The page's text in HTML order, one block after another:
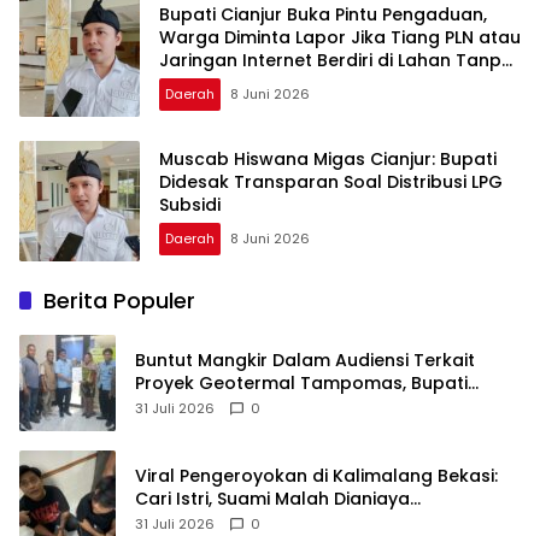
Bupati Cianjur Buka Pintu Pengaduan,
Warga Diminta Lapor Jika Tiang PLN atau
Jaringan Internet Berdiri di Lahan Tanpa
Persetujuan
Daerah 8 Juni 2026
Muscab Hiswana Migas Cianjur: Bupati
Didesak Transparan Soal Distribusi LPG
Subsidi
Daerah 8 Juni 2026
Berita Populer
Buntut Mangkir Dalam Audiensi Terkait
Proyek Geotermal Tampomas, Bupati
Sumedang Dilaporkan Ke Ombudsman dan
31 Juli 2026 0
Viral Pengeroyokan di Kalimalang Bekasi:
Cari Istri, Suami Malah Dianiaya
Sekelompok Pria
31 Juli 2026 0